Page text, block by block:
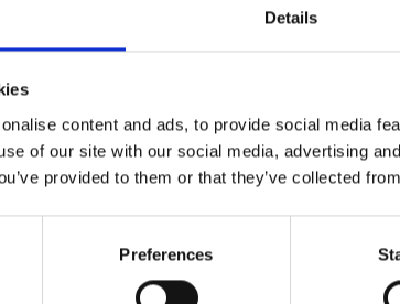
Details
content and ads, to provide social media
of our site with our social media, advertising
provided to them or that they’ve collected
Preferences
do
i